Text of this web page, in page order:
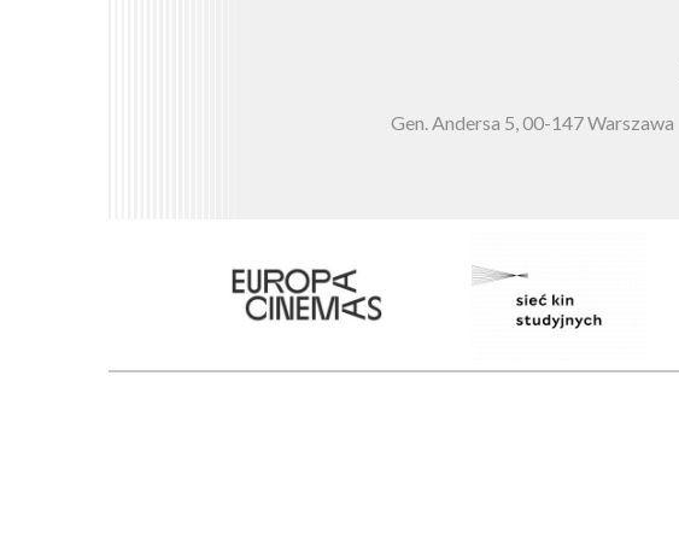
Gen. Andersa 5, 00-147 Warszawa